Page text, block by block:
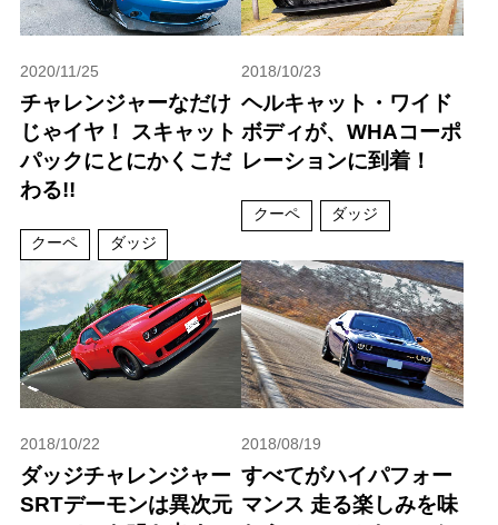
2020/11/25
チャレンジャーなだけ
じゃイヤ！ スキャット
パックにとにかくこだ
わる!!
クーペ ダッジ
2018/10/23
ヘルキャット・ワイド
ボディが、WHAコーポ
レーションに到着！
クーペ ダッジ
2018/10/22
ダッジチャレンジャー
SRTデーモンは異次元
2018/08/19
すべてがハイパフォー
マンス 走る楽しみを味